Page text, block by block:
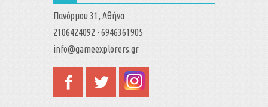
Πανόρμου 31, Αθήνα
2106424092 - 6946361905
info@gameexplorers.gr